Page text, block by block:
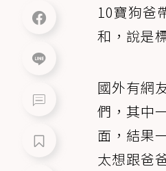
10寶狗爸
和，說是
國外有網
們，其中
面，結果
太想跟爸